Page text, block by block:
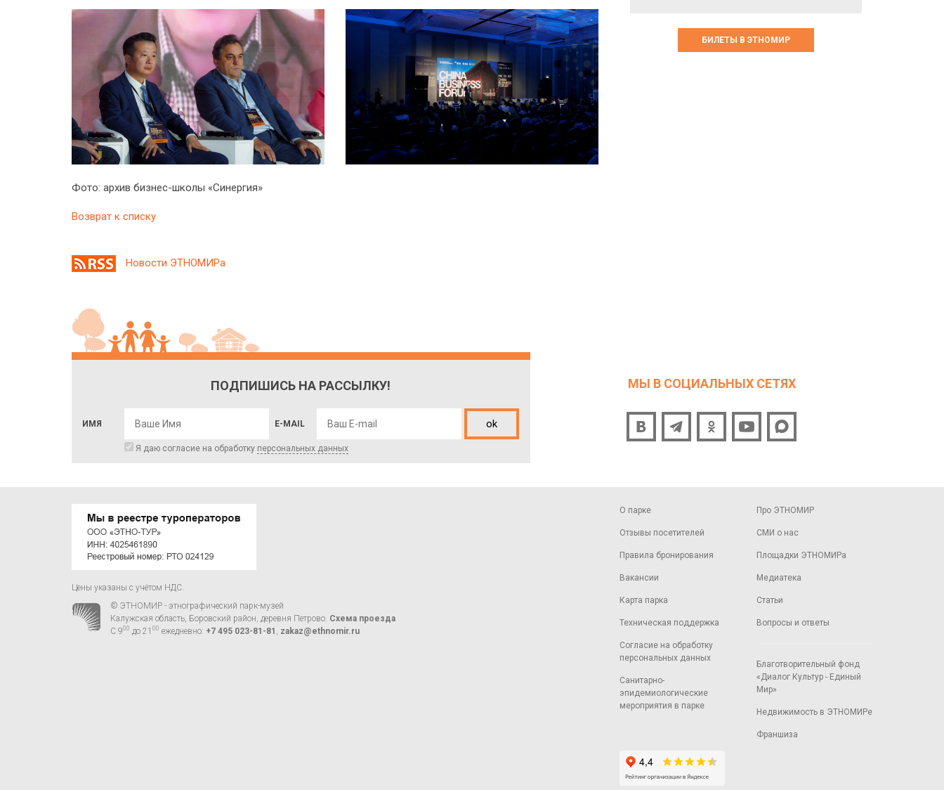
Фото: архив бизнес-школы «Синергия»
Возврат к списку
БИЛЕТЫ В ЭТНОМИР
Новости ЭТНОМИРа
ПОДПИШИСЬ НА РАССЫЛКУ!
ИМЯ E-MAIL ok
Я даю согласие на обработку персональных данных
МЫ В СОЦИАЛЬНЫХ СЕТЯХ
О парке
Отзывы посетителей
Правила бронирования
Вакансии
Карта парка
Техническая поддержка
Согласие на обработку
персональных данных
Санитарно-
эпидемиологические
мероприятия в парке
Про ЭТНОМИР
СМИ о нас
Площадки ЭТНОМИРа
Медиатека
Статьи
Вопросы и ответы
Благотворительный фонд
«Диалог Культур - Единый
Мир»
Недвижимость в ЭТНОМИРе
Франшиза
Цены указаны с учётом НДС.
© ЭТНОМИР - этнографический парк-музей
Калужская область, Боровский район, деревня Петрово. Схема проезда
С 900 до 21 00 ежедневно: +7 495 023-81-81 zakaz@ethnomir.ru